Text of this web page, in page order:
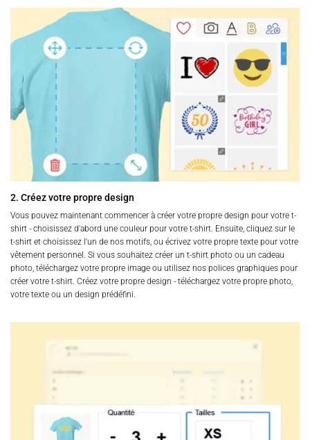
2. Créez votre propre design
Vous pouvez maintenant commencer à créer votre propre design pour votre t-
shirt - choisissez d'abord une couleur pour votre t-shirt. Ensuite, cliquez sur le
t-shirt et choisissez l'un de nos motifs, ou écrivez votre propre texte pour votre
vêtement personnel. Si vous souhaitez créer un t-shirt photo ou un cadeau
photo, téléchargez votre propre image ou utilisez nos polices graphiques pour
créer votre t-shirt. Créez votre propre design - téléchargez votre propre photo,
votre texte ou un design prédéfini.